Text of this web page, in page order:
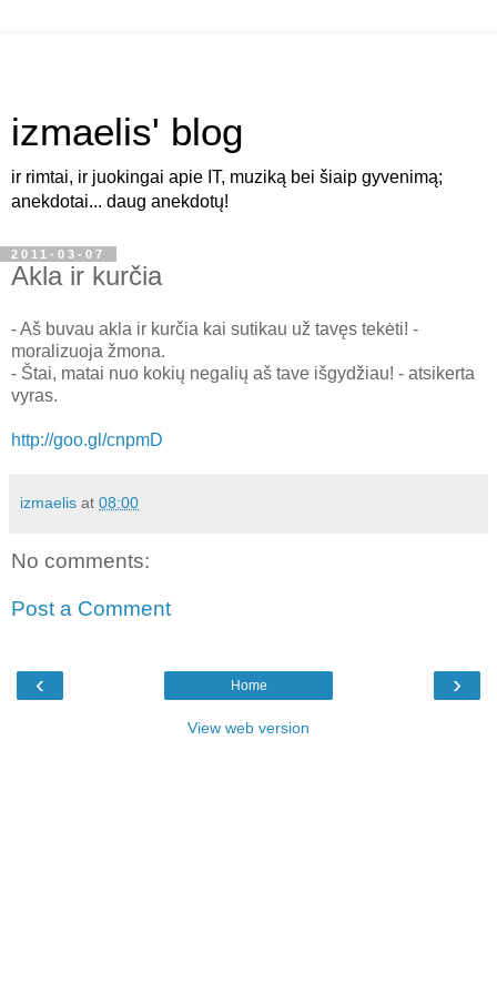
izmaelis' blog
ir rimtai, ir juokingai apie IT, muziką bei šiaip gyvenimą;
anekdotai... daug anekdotų!
2011-03-07
Akla ir kurčia
- Aš buvau akla ir kurčia kai sutikau už tavęs tekėti! -
moralizuoja žmona.
- Štai, matai nuo kokių negalių aš tave išgydžiau! - atsikerta
vyras.
http://goo.gl/cnpmD
izmaelis at 08:00
No comments:
Post a Comment
‹ ›
Home
View web version